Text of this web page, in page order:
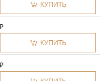
КУПИТЬ
КУПИТЬ